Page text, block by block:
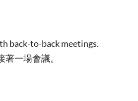
back-to-back meetings.
一場會議。